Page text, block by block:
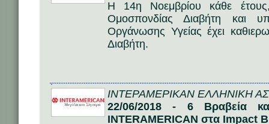
Η 14η Νοεμβρίου κάθε
Ομοσπονδίας Διαβήτη και
Οργάνωσης Υγείας έχει
Διαβήτη.
ΙΝΤΕΡΑΜΕΡΙΚΑΝ ΕΛΛΗΝΙΚΗ
22/06/2018 - 6 Βραβεία
INTERAMERICAN στα Impact